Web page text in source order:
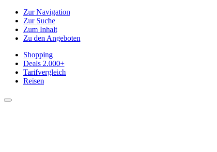
Zur Navigation
Zur Suche
Zum Inhalt
Zu den Angeboten
Shopping
Deals 2.000+
Tarifvergleich
Reisen